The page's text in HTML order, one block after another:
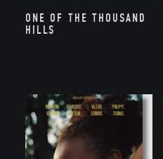
ONE OF THE THOUSAND
HILLS